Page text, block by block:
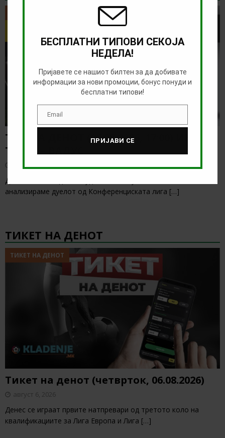
ТИП НА ДЕНОТ (06.08.2026, 17:00) ИНТЕР
ТУРКУ – ВАДУС
август 6, 2026
Денес има солидна понуда за обложување, а ние ќе го
анализираме дуелот од Конференциската лига […]
ТИКЕТ НА ДЕНОТ
ТИКЕТ НА ДЕНОТ
Тикет на денот (четврток, 06.08.2026)
август 6, 2026
Денес се играат првите натпревари од третото коло на
квалификациите за Лига Европа и Лига […]
БЕСПЛАТНИ ТИПОВИ СЕКОЈА
НЕДЕЛА!
Пријавете се нашиот билтен за да добивате
информации за нови промоции, бонус понуди и
бесплатни типови!
EmailEmail
ПРИЈАВИ СЕ